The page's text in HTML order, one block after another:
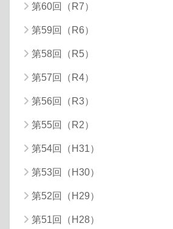
第60回（R7）
第59回（R6）
第58回（R5）
第57回（R4）
第56回（R3）
第55回（R2）
第54回（H31）
第53回（H30）
第52回（H29）
第51回（H28）